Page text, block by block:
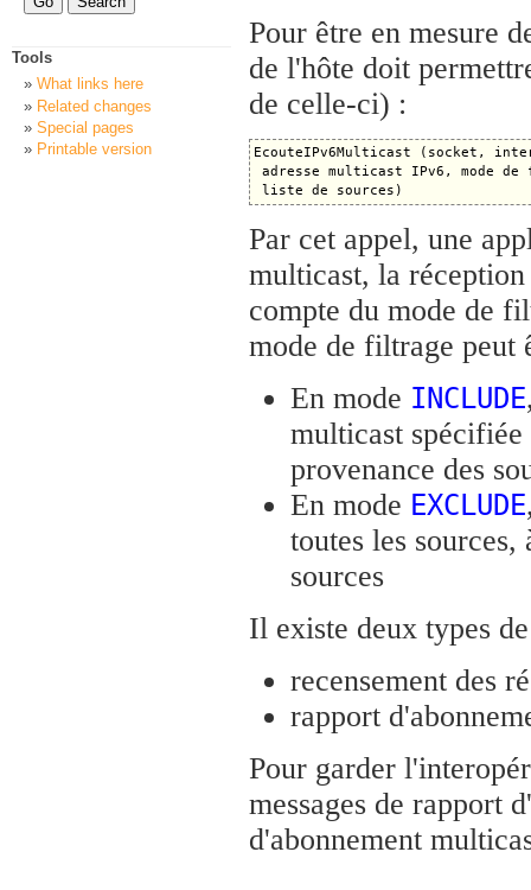
Pour être en mesure
de l'hôte doit
de celle-ci) :
EcouteIPv6Multicast (socket,
adresse multicast IPv6, mode
Par cet appel, une
multicast, la
compte du mode de
mode de filtrage peut
En mode INCLUDE
multicast spécifiée
provenance des
En mode EXCLUDE
toutes les
sources
Il existe deux types
recensement des
rapport
Pour garder
messages de rapport
d'abonnement
Tools
What links here
Related changes
Special pages
Printable version